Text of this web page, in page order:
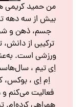
من حمید کریمی
بیش از سه دهه
جسم، ذهن و
ترکیبی از
ورزشی است.
اِی تیم ،
اِم اِی ، بوکس،
فعالیت می‌کنم و